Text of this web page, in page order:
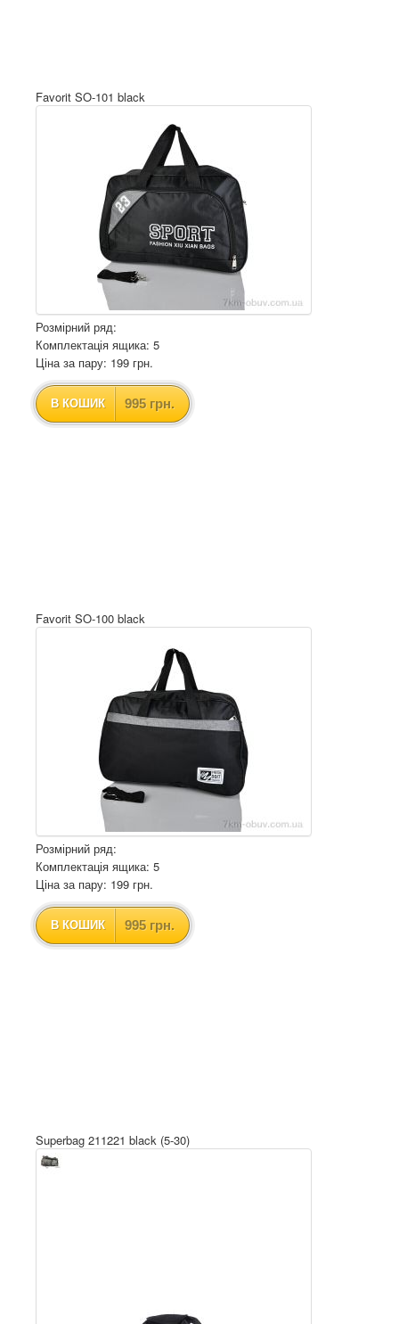
Favorit SO-101 black
Розмірний ряд:
Комплектація ящика: 5
Ціна за пару: 199 грн.
В КОШИК 995 грн.
Favorit SO-100 black
Розмірний ряд:
Комплектація ящика: 5
Ціна за пару: 199 грн.
В КОШИК 995 грн.
Superbag 211221 black (5-30)